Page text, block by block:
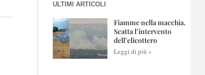
ULTIMI ARTICOLI
Fiamme nella macchia.
Scatta l’intervento
dell’elicottero
Leggi di più »